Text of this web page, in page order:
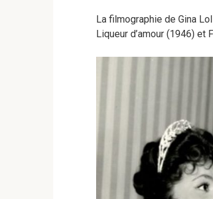
La filmographie de Gina
Liqueur d’amour (1946) et